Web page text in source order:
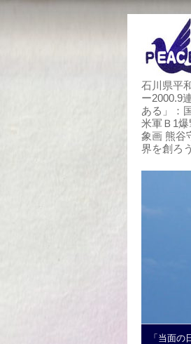
石川県平
ー2000.9
ある」：
米軍Ｂ1
象画 熊谷
界を創ろ
「当面の